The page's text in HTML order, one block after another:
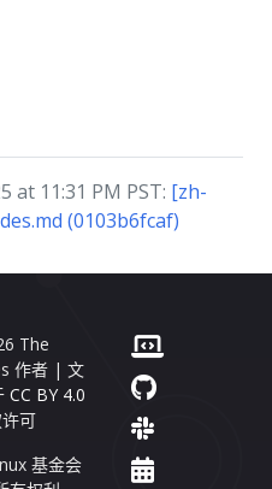
at 11:31 PM PST: [zh-
(0103b6fcaf)
The
作者 | 文
CC BY 4.0
可
基金会